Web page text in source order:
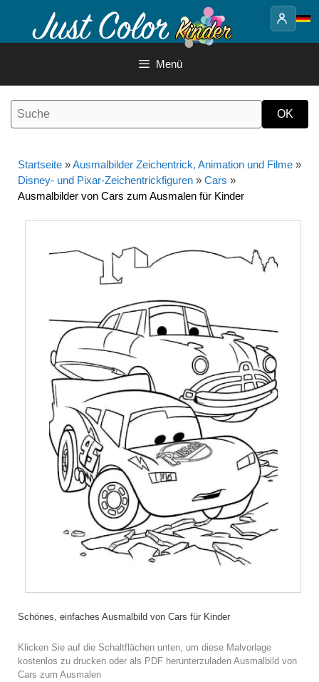
Inhalt
Menü
Startseite »Ausmalbilder Zeichentrick, Animation und Filme »
Disney- und Pixar-Zeichentrickfiguren » Cars »
Ausmalbilder von Cars zum Ausmalen für Kinder
Schönes, einfaches Ausmalbild von Cars für Kinder
Klicken Sie auf die Schaltflächen unten, um diese Malvorlage
kostenlos zu drucken oder als PDF herunterzuladen Ausmalbild von
Cars zum Ausmalen